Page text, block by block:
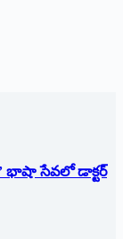
భాషా సేవలో డాక్టర్